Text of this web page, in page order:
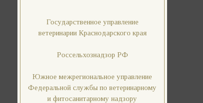
Государственное управление
ветеринарии Краснодарского края
Россельхознадзор РФ
Южное межрегиональное управление
Федеральной службы по ветеринарному
и фитосанитарному надзору